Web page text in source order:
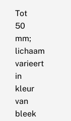
Tot
50
mm;
lichaam
varieert
in
kleur
van
bleek